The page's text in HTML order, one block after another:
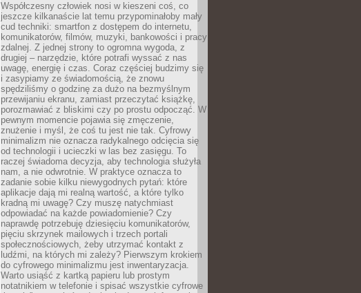
Współczesny człowiek nosi w kieszeni coś, co
jeszcze kilkanaście lat temu przypominałoby mały
cud techniki: smartfon z dostępem do internetu,
komunikatorów, filmów, muzyki, bankowości i pracy
zdalnej. Z jednej strony to ogromna wygoda, z
drugiej – narzędzie, które potrafi wyssać z nas
uwagę, energię i czas. Coraz częściej budzimy się
i zasypiamy ze świadomością, że znowu
spędziliśmy o godzinę za dużo na bezmyślnym
przewijaniu ekranu, zamiast przeczytać książkę,
porozmawiać z bliskimi czy po prostu odpocząć. W
pewnym momencie pojawia się zmęczenie,
znużenie i myśl, że coś tu jest nie tak. Cyfrowy
minimalizm nie oznacza radykalnego odcięcia się
od technologii i ucieczki w las bez zasięgu. To
raczej świadoma decyzja, aby technologia służyła
nam, a nie odwrotnie. W praktyce oznacza to
zadanie sobie kilku niewygodnych pytań: które
aplikacje dają mi realną wartość, a które tylko
kradną mi uwagę? Czy muszę natychmiast
odpowiadać na każde powiadomienie? Czy
naprawdę potrzebuję dziesięciu komunikatorów,
pięciu skrzynek mailowych i trzech portali
społecznościowych, żeby utrzymać kontakt z
ludźmi, na których mi zależy? Pierwszym krokiem
do cyfrowego minimalizmu jest inwentaryzacja.
Warto usiąść z kartką papieru lub prostym
notatnikiem w telefonie i spisać wszystkie cyfrowe